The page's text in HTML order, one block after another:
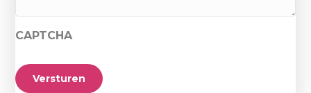
CAPTCHA
Versturen